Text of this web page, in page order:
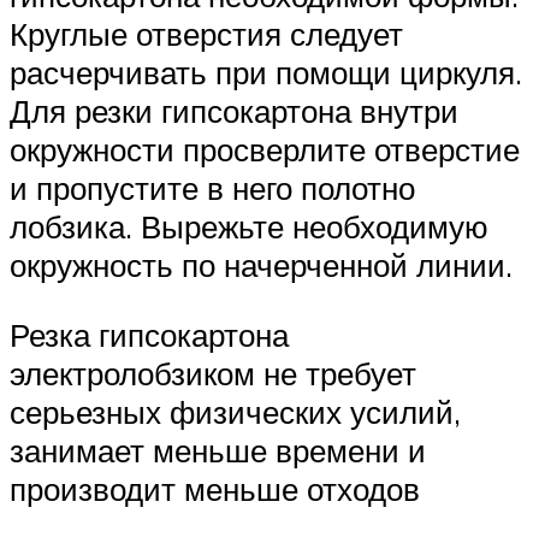
Круглые отверстия следует
расчерчивать при помощи циркуля.
Для резки гипсокартона внутри
окружности просверлите отверстие
и пропустите в него полотно
лобзика. Вырежьте необходимую
окружность по начерченной линии.
Резка гипсокартона
электролобзиком не требует
серьезных физических усилий,
занимает меньше времени и
производит меньше отходов